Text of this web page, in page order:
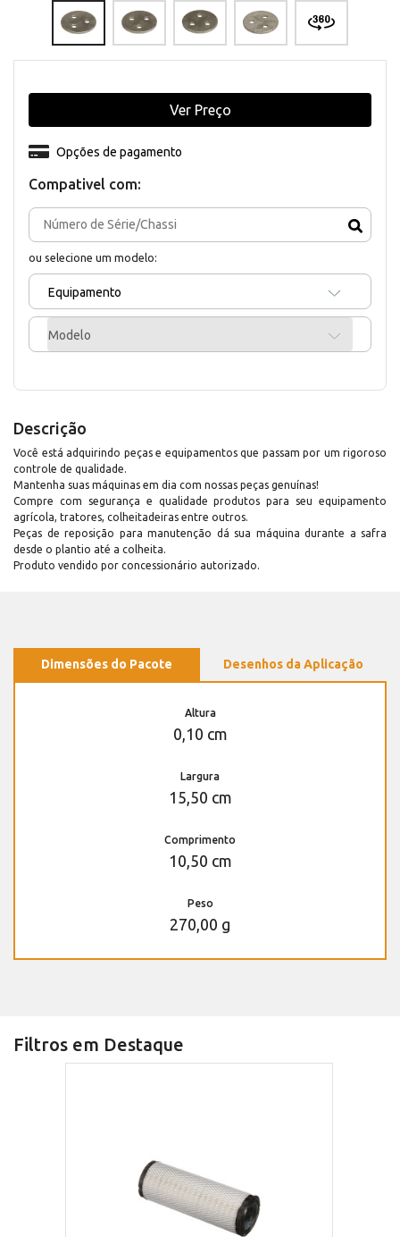
Compativel com:
ou selecione um modelo:
Equipamento
Modelo
Opções de pagamento
Ver Preço
Descrição
Você está adquirindo peças e equipamentos que passam por um rigoroso
controle de qualidade.
Mantenha suas máquinas em dia com nossas peças genuínas!
Compre com segurança e qualidade produtos para seu equipamento
agrícola, tratores, colheitadeiras entre outros.
Peças de reposição para manutenção dá sua máquina durante a safra
desde o plantio até a colheita.
Produto vendido por concessionário autorizado.
Dimensões do Pacote Desenhos da Aplicação
Altura
0,10 cm
Largura
15,50 cm
Comprimento
10,50 cm
Peso
270,00 g
Filtros em Destaque